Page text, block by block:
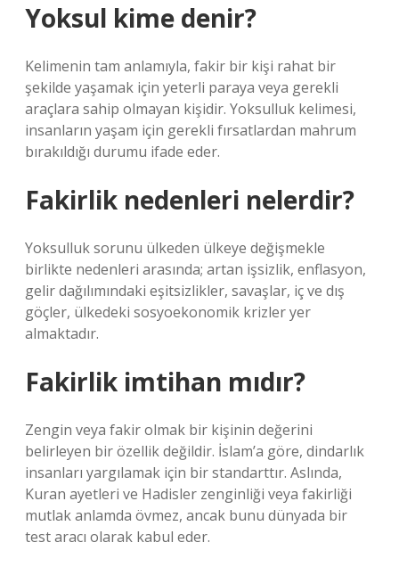
Yoksul kime denir?
Kelimenin tam anlamıyla, fakir bir kişi rahat bir
şekilde yaşamak için yeterli paraya veya gerekli
araçlara sahip olmayan kişidir. Yoksulluk kelimesi,
insanların yaşam için gerekli fırsatlardan mahrum
bırakıldığı durumu ifade eder.
Fakirlik nedenleri nelerdir?
Yoksulluk sorunu ülkeden ülkeye değişmekle
birlikte nedenleri arasında; artan işsizlik, enflasyon,
gelir dağılımındaki eşitsizlikler, savaşlar, iç ve dış
göçler, ülkedeki sosyoekonomik krizler yer
almaktadır.
Fakirlik imtihan mıdır?
Zengin veya fakir olmak bir kişinin değerini
belirleyen bir özellik değildir. İslam’a göre, dindarlık
insanları yargılamak için bir standarttır. Aslında,
Kuran ayetleri ve Hadisler zenginliği veya fakirliği
mutlak anlamda övmez, ancak bunu dünyada bir
test aracı olarak kabul eder.